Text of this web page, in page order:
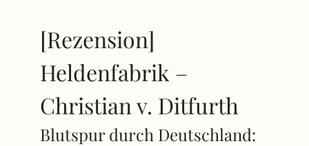
[Rezension]
Heldenfabrik –
Christian v. Ditfurth
Blutspur durch Deutschland: